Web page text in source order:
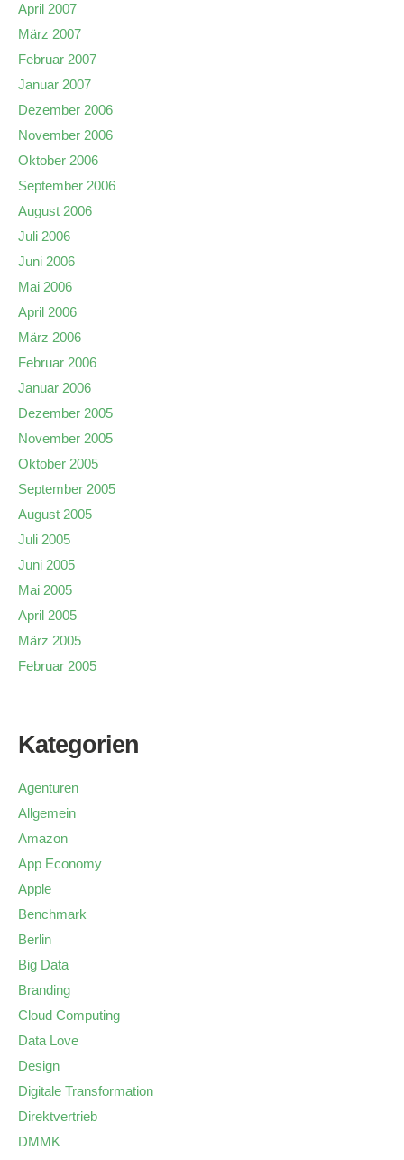
April 2007
März 2007
Februar 2007
Januar 2007
Dezember 2006
November 2006
Oktober 2006
September 2006
August 2006
Juli 2006
Juni 2006
Mai 2006
April 2006
März 2006
Februar 2006
Januar 2006
Dezember 2005
November 2005
Oktober 2005
September 2005
August 2005
Juli 2005
Juni 2005
Mai 2005
April 2005
März 2005
Februar 2005
Kategorien
Agenturen
Allgemein
Amazon
App Economy
Apple
Benchmark
Berlin
Big Data
Branding
Cloud Computing
Data Love
Design
Digitale Transformation
Direktvertrieb
DMMK